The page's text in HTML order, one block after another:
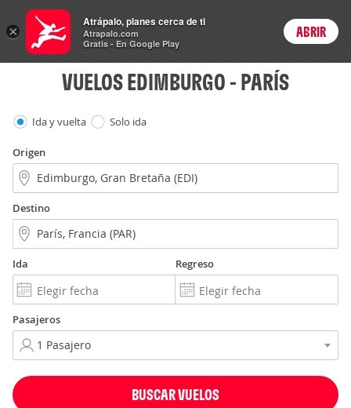
Vuelos Login
VUELOS EDIMBURGO - PARÍS
Ida y vuelta Solo ida
Origen
Destino
Ida Regreso
Pasajeros
BUSCAR VUELOS
×
Atrápalo, planes cerca de ti
Atrapalo.com
Gratis - En Google Play
ABRIR